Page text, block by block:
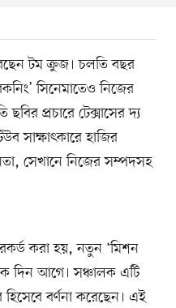
টম ক্রুজ। চলতি বছর
সিনেমাতেও নিজের
ছবির প্রচারে টেক্সাসের দ্য
সাক্ষাৎকারে হাজির
সেখানে নিজের সম্পদসহ
করা হয়, নতুন ‘মিশন
দিন আগে। সঞ্চালক এটি
হিসেবে বর্ণনা করেছেন। এই